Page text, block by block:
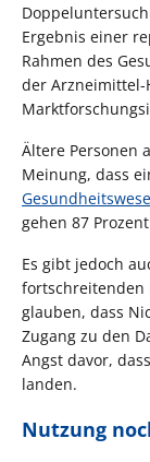
Ergebnis einer
Rahmen des
der Arzneimittel-
Ältere Personen
Meinung, dass
gehen 87
Es gibt jedoch
fortschreitenden
glauben, dass
Zugang zu den
Angst davor,
landen.
Nutzung